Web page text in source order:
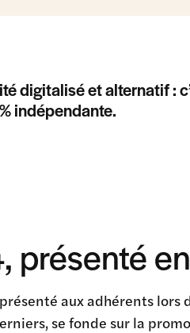
digitalisé et alternatif :
indépendante.
présenté
aux adhérents
se fonde sur la